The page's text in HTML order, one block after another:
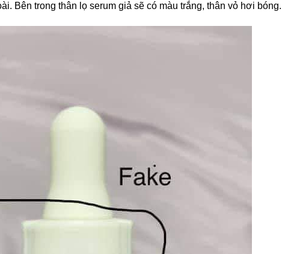
Bên trong thân lọ serum giả sẽ có màu trắng, thân vỏ hơi bóng.